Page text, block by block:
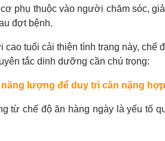
phụ thuộc vào người chăm sóc,
đợt bệnh.
tuổi cải thiện tình trạng này,
tắc dinh dưỡng cần chú trọng:
năng lượng để duy trì cân nặng
từ chế độ ăn hàng ngày là yếu tố